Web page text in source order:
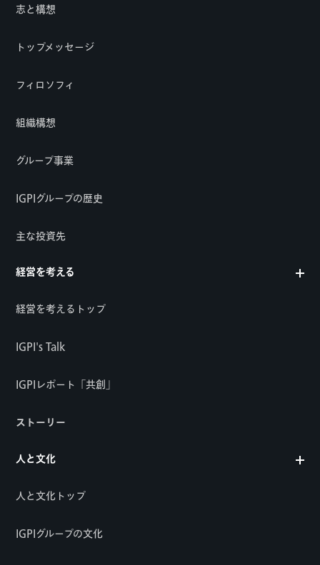
志と構想
トップメッセージ
フィロソフィ
組織構想
グループ事業
IGPIグループの歴史
主な投資先
経営を考える
経営を考えるトップ
IGPI's Talk
IGPIレポート「共創」
ストーリー
人と文化
人と文化トップ
IGPIグループの文化